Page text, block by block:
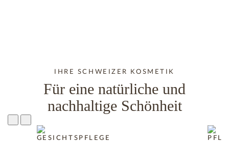
IHRE SCHWEIZER KOSMETIK
Für eine natürliche und
nachhaltige Schönheit
GESICHTSPFLEGE